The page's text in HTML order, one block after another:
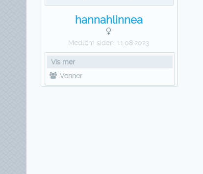
hannahlinnea
Medlem siden: 11.08.2023
Vis mer
Venner